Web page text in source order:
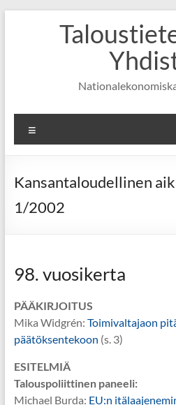
Kansantaloudellinen
1/2002
98. vuosikerta
PÄÄKIRJOITUS
Mika Widgrén: Toimivaltajaon
päätöksentekoon (s. 3)
ESITELMIÄ
Talouspoliittinen paneeli:
Michael Burda: EU:n